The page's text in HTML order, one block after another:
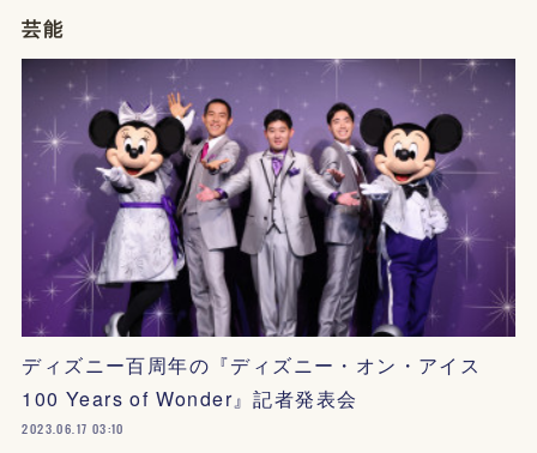
芸能
ディズニー百周年の『ディズニー・オン・アイス
100 Years of Wonder』記者発表会
2023.06.17 03:10